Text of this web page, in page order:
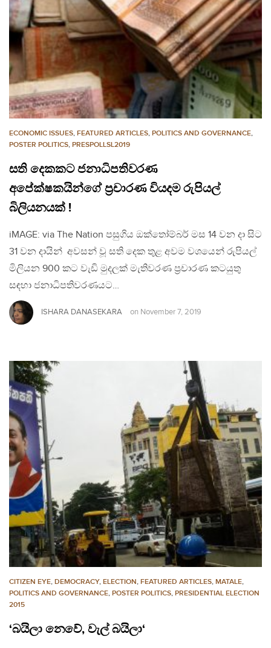
ECONOMIC ISSUES, FEATURED ARTICLES, POLITICS AND GOVERNANCE,
POSTER POLITICS, PRESPOLLSL2019
සති දෙකකට ජනාධිපතිවරණ
අපේක්ෂකයින්ගේ ප්‍රචාරණ වියදම රුපියල්
බිලියනයක් !
iMAGE: via The Nation පසුගිය ඔක්තෝම්බර් මස 14 වන දා සිට
31 වන දායින් අවසන් වූ සති දෙක තුළ අවම වශයෙන් රුපියල්
මිලියන 900 කට වැඩි මුදලක් මැතිවරණ ප්‍රචාරණ කටයුතු
සඳහා ජනාධිපතිවරණයට…
ISHARA DANASEKARA on November 7, 2019
CITIZEN EYE, DEMOCRACY, ELECTION, FEATURED ARTICLES, MATALE,
POLITICS AND GOVERNANCE, POSTER POLITICS, PRESIDENTIAL ELECTION
2015
‘බයිලා නෙවේ, වැල් බයිලා‘